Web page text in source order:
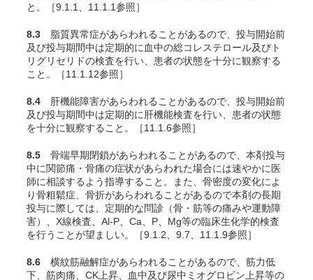
と。［9.1.1、11.1.1参照］
8.3 脂質異常症があらわれることがあるので、投与開始前
及び投与期間中は定期的に血中の総コレステロール及びト
リグリセリドの検査を行い、患者の状態を十分に観察する
こと。［11.1.12参照］
8.4 肝機能障害があらわれることがあるので、投与開始前
及び投与期間中は定期的に肝機能検査を行い、患者の状態
を十分に観察すること。［11.1.6参照］
8.5 骨端早期閉鎖があらわれることがあるので、本剤投与
中に関節痛・骨痛の症状があらわれた場合には速やかに医
師に相談するよう指導すること。また、骨密度の変化によ
り骨粗鬆症、骨折があらわれることがあるので本剤の長期
投与に際しては、定期的な問診（骨・筋等の痛みや運動障
害）、X線検査、Al-P、Ca、P、Mg等の臨床生化学的検査
を行うことが望ましい。［9.1.2、9.7、11.1.9参照］
8.6 横紋筋融解症があらわれることがあるので、筋力低
下、筋肉痛、CK上昇、血中及び尿中ミオグロビン上昇等の